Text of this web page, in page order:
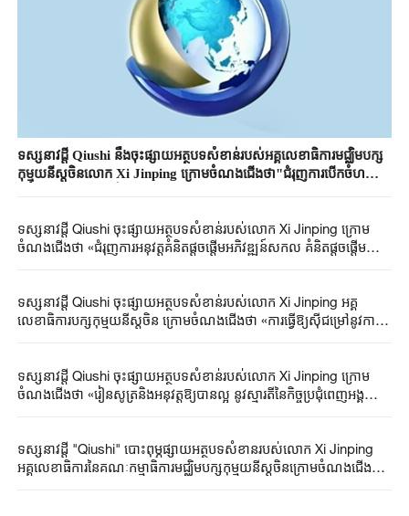
ទស្សនាវដ្ដី Qiushi នឹងចុះផ្សាយអត្ថបទសំខាន់របស់អគ្គលេខាធិការមជ្ឈិមបក្ស
កុម្មុយនីស្តចិនលោក Xi Jinping ក្រោមចំណងជើងថា"ជំរុញការបើកចំហ
ទស្សនាវដ្ដី Qiushi ចុះផ្សាយអត្ថបទសំខាន់របស់លោក Xi Jinping ក្រោម
ចំណងជើងថា «ជំរុញការអនុវត្តគំនិតផ្តួចផ្តើមអភិវឌ្ឍន៍សកល គំនិតផ្តួចផ្តើមសន្តិ
ទស្សនាវដ្ដី Qiushi ចុះផ្សាយអត្ថបទសំខាន់របស់លោក Xi Jinping អគ្គ
លេខាធិការបក្សកុម្មុយនីស្តចិន ក្រោមចំណងជើងថា «ការធ្វើឱ្យស៊ីជម្រៅនូវការ
ទស្សនាវដ្ដី Qiushi ចុះផ្សាយអត្ថបទសំខាន់របស់លោក Xi Jinping ក្រោម
ចំណងជើងថា «រៀនសូត្រនិងអនុវត្តឱ្យបានល្អ នូវស្មារតីនៃកិច្ចប្រជុំពេញអង្គ
ទស្សនាវដ្ដី "Qiushi" បោះពុម្ភផ្សាយ​អត្ថបទសំខានរបស់លោក​ Xi Jinping
អគ្គលេខាធិការ​នៃគណៈកម្មាធិការមជ្ឈិម​បក្សកុម្មុយនីស្តចិន​ក្រោម​ចំណង​ជើង​ថា​